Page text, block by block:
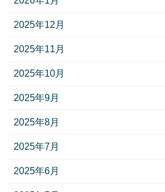
2025年12月
2025年11月
2025年10月
2025年9月
2025年8月
2025年7月
2025年6月